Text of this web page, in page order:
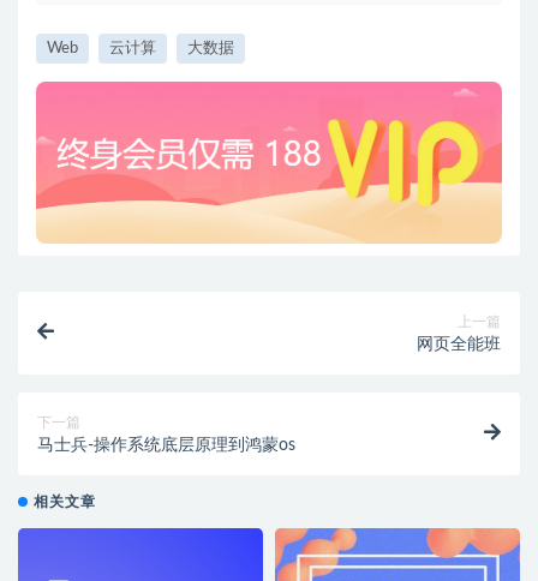
Web 云计算 大数据
上一篇
网页全能班
下一篇
马士兵-操作系统底层原理到鸿蒙os
相关文章